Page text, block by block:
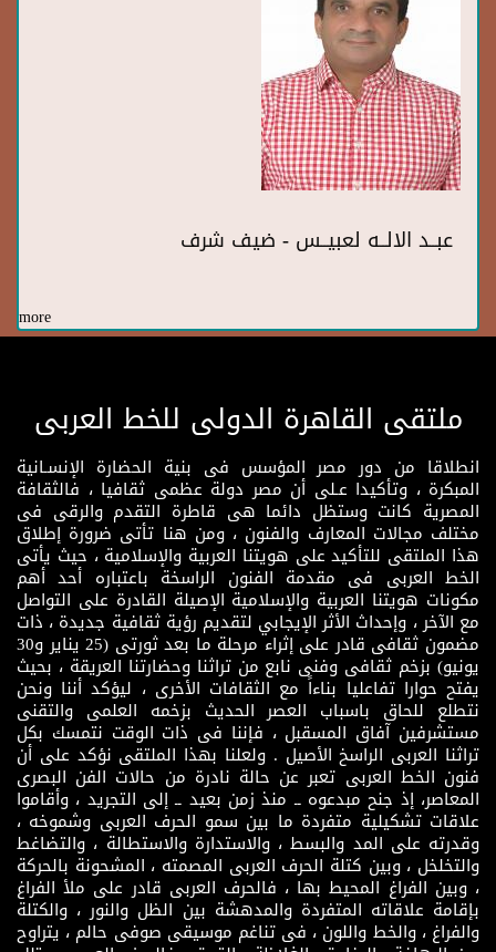
عبــد الالــه لعبيــس - ضيف شرف
more
ملتقى القاهرة الدولى للخط العربى
انطلاقا من دور مصر المؤسس فى بنية الحضارة الإنسـانية
المبكرة ، وتأكيدا عـلى أن مصر دولة عظمى ثقافيا ، فالثقافة
المصرية كانت وستظل دائما هى قاطرة التقدم والرقى فى
مختلف مجالات المعارف والفنون ، ومن هنا تأتى ضرورة إطلاق
هذا الملتقى للتأكيد على هويتنا العربية والإسلامية ، حيث يأتى
الخط العربى فى مقدمة الفنون الراسخة باعتباره أحد أهم
مكونات هويتنا العربية والإسلامية الإصيلة القادرة على التواصل
مع الآخر ، وإحداث الأثر الإيجابي لتقديم رؤية ثقافية جديدة ، ذات
مضمون ثقافى قادر على إثراء مرحلة ما بعد ثورتى (25 يناير و30
يونيو) بزخم ثقافى وفنى نابع من تراثنا وحضارتنا العريقة ، بحيث
يفتح حوارا تفاعليا بناءاً مع الثقافات الأخرى ، ليؤكد أننا ونحن
نتطلع للحاق باسباب العصر الحديث بزخمه العلمى والتقنى
مستشرفين آفاق المسقبل ، فإننا فى ذات الوقت نتمسك بكل
تراثنا العربى الراسخ الأصيل . ولعلنا بهذا الملتقى نؤكد على أن
فنون الخط العربى تعبر عن حالة نادرة من حالات الفن البصرى
المعاصر، إذ جنح مبدعوه ــ منذ زمن بعيد ــ إلى التجريد ، وأقاموا
علاقات تشكيلية متفردة ما بين سمو الحرف العربى وشموخه ،
وقدرته على المد والبسط ، والاستدارة والاستطالة ، والتضاغط
والتخلخل ، وبين كتلة الحرف العربى المصمته ، المشحونة بالحركة
، وبين الفراغ المحيط بها ، فالحرف العربى قادر على ملأ الفراغ
بإقامة علاقاته المتفردة والمدهشة بين الظل والنور ، والكتلة
والفراغ ، والخط واللون ، فى تناغم موسيقى صوفى حالم ، يتراوح